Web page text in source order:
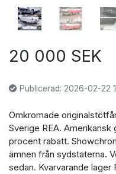
20 000 SEK
Publicerad: 2026-02-22
Omkromade
Sverige REA.
procent rabatt.
ämnen från sydstaterna.
sedan. Kvarvarande